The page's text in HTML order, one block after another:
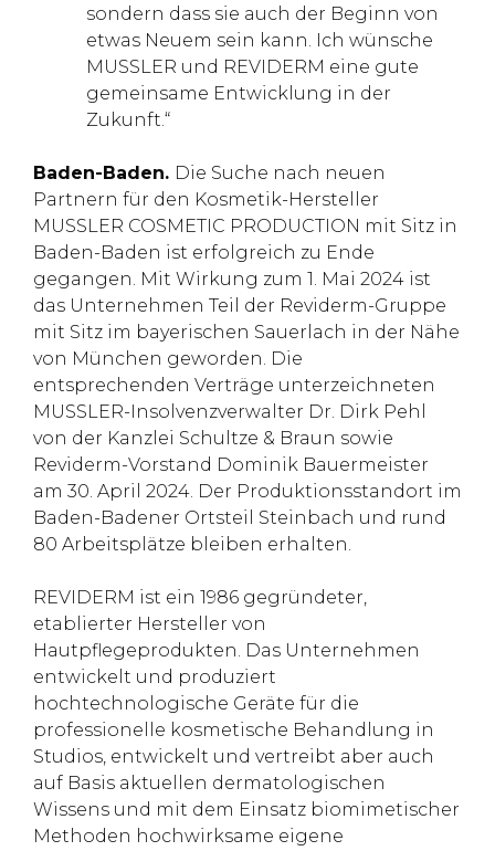
sondern dass sie auch der Beginn von
etwas Neuem sein kann. Ich wünsche
MUSSLER und REVIDERM eine gute
gemeinsame Entwicklung in der
Zukunft.“
Baden-Baden. Die Suche nach neuen
Partnern für den Kosmetik-Hersteller
MUSSLER COSMETIC PRODUCTION mit Sitz in
Baden-Baden ist erfolgreich zu Ende
gegangen. Mit Wirkung zum 1. Mai 2024 ist
das Unternehmen Teil der Reviderm-Gruppe
mit Sitz im bayerischen Sauerlach in der Nähe
von München geworden. Die
entsprechenden Verträge unterzeichneten
MUSSLER-Insolvenzverwalter Dr. Dirk Pehl
von der Kanzlei Schultze & Braun sowie
Reviderm-Vorstand Dominik Bauermeister
am 30. April 2024. Der Produktionsstandort im
Baden-Badener Ortsteil Steinbach und rund
80 Arbeitsplätze bleiben erhalten.
REVIDERM ist ein 1986 gegründeter,
etablierter Hersteller von
Hautpflegeprodukten. Das Unternehmen
entwickelt und produziert
hochtechnologische Geräte für die
professionelle kosmetische Behandlung in
Studios, entwickelt und vertreibt aber auch
auf Basis aktuellen dermatologischen
Wissens und mit dem Einsatz biomimetischer
Methoden hochwirksame eigene